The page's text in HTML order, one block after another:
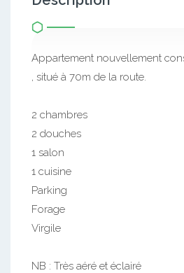
Appartement nouvellement
, situé à 70m de la route.
2 chambres
2 douches
1 salon
1 cuisine
Parking
Forage
Virgile
NB : Très aéré et éclairé